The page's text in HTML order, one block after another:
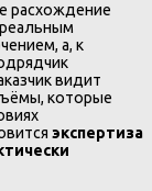
расхождение
а, к
видит
которые
экспертиза